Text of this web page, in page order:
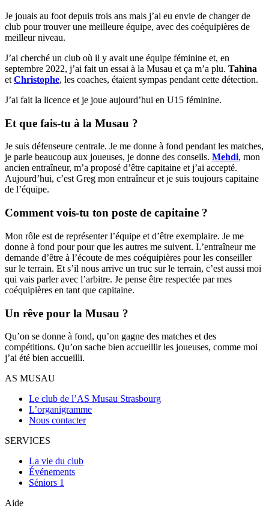
Je jouais au foot depuis trois ans mais j’ai eu envie de changer de
club pour trouver une meilleure équipe, avec des coéquipières de
meilleur niveau.
J’ai cherché un club où il y avait une équipe féminine et, en
septembre 2022, j’ai fait un essai à la Musau et ça m’a plu. Tahina
et Christophe, les coaches, étaient sympas pendant cette détection.
J’ai fait la licence et je joue aujourd’hui en U15 féminine.
Et que fais-tu à la Musau ?
Je suis défenseure centrale. Je me donne à fond pendant les matches,
je parle beaucoup aux joueuses, je donne des conseils. Mehdi, mon
ancien entraîneur, m’a proposé d’être capitaine et j’ai accepté.
Aujourd’hui, c’est Greg mon entraîneur et je suis toujours capitaine
de l’équipe.
Comment vois-tu ton poste de capitaine ?
Mon rôle est de représenter l’équipe et d’être exemplaire. Je me
donne à fond pour pour que les autres me suivent. L’entraîneur me
demande d’être à l’écoute de mes coéquipières pour les conseiller
sur le terrain. Et s’il nous arrive un truc sur le terrain, c’est aussi moi
qui vais parler avec l’arbitre. Je pense être respectée par mes
coéquipières en tant que capitaine.
Un rêve pour la Musau ?
Qu’on se donne à fond, qu’on gagne des matches et des
compétitions. Qu’on sache bien accueillir les joueuses, comme moi
j’ai été bien accueilli.
AS MUSAU
Le club de l’AS Musau Strasbourg
L’organigramme
Nous contacter
SERVICES
La vie du club
Événements
Séniors 1
Aide